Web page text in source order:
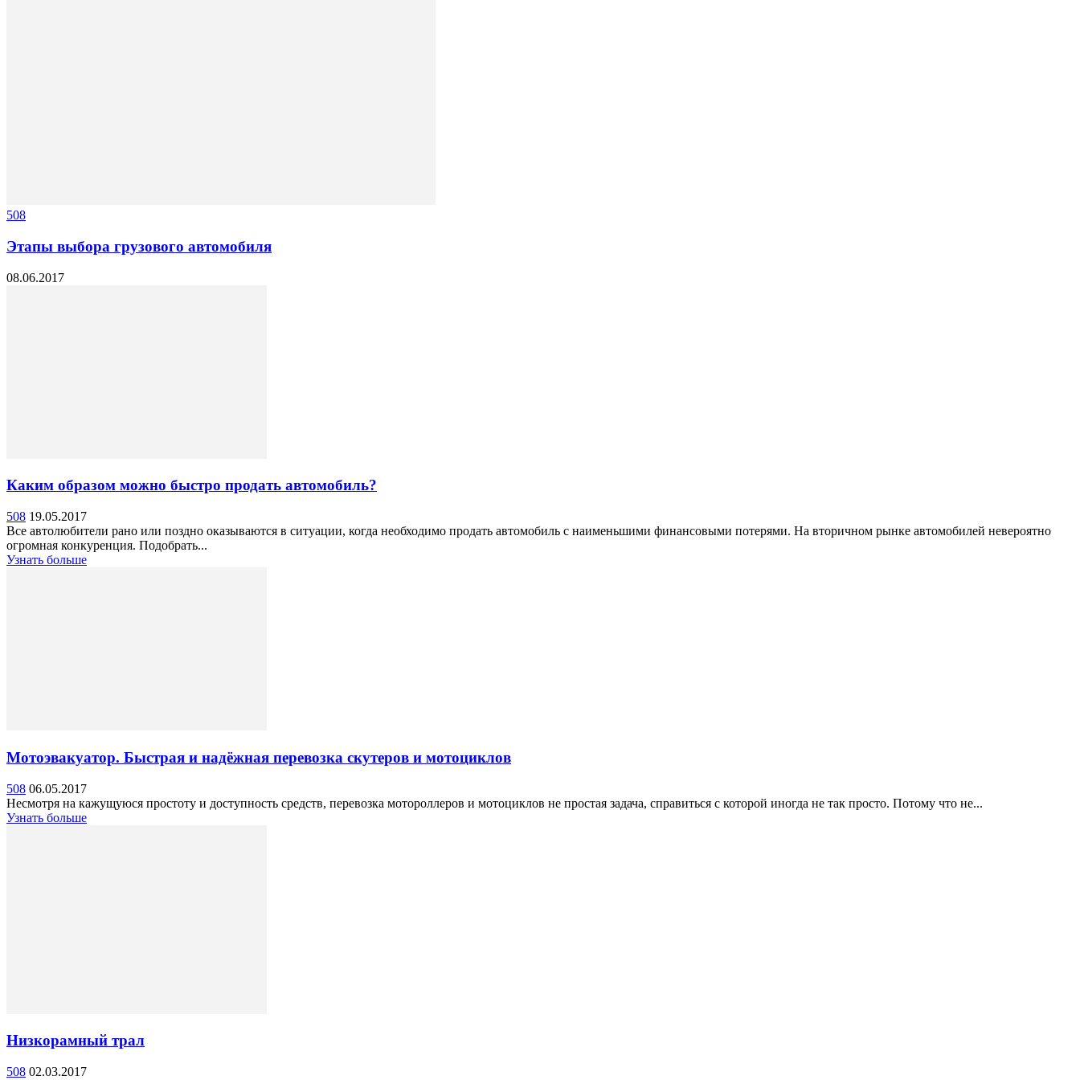
508
Этапы выбора грузового автомобиля
08.06.2017
Каким образом можно быстро продать автомобиль?
508 19.05.2017
Все автолюбители рано или поздно оказываются в ситуации, когда необходимо продать автомобиль с наименьшими финансовыми потерями. На вторичном рынке автомобилей невероятно
огромная конкуренция. Подобрать...
Узнать больше
Мотоэвакуатор. Быстрая и надёжная перевозка скутеров и мотоциклов
508 06.05.2017
Несмотря на кажущуюся простоту и доступность средств, перевозка мотороллеров и мотоциклов не простая задача, справиться с которой иногда не так просто. Потому что не...
Узнать больше
Низкорамный трал
508 02.03.2017